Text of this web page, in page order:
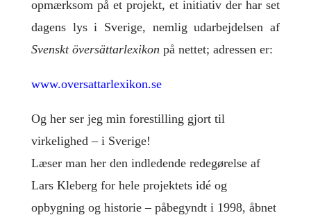
opmærksom på et projekt, et initiativ der har set
dagens lys i Sverige, nemlig udarbejdelsen af
Svenskt översättarlexikon på nettet; adressen er:
www.oversattarlexikon.se
Og her ser jeg min forestilling gjort til
virkelighed – i Sverige!
Læser man her den indledende redegørelse af
Lars Kleberg for hele projektets idé og
opbygning og historie – påbegyndt i 1998, åbnet